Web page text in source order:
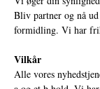
Bliv partner og nå
formidling. Vi har
Vilkår
Alle vores